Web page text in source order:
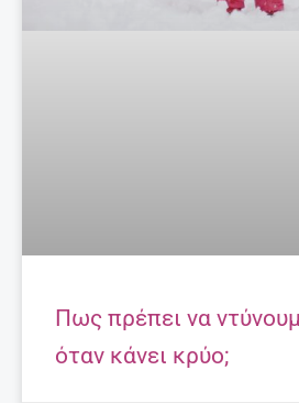
Πως πρέπει να
όταν κάνει κρύο;